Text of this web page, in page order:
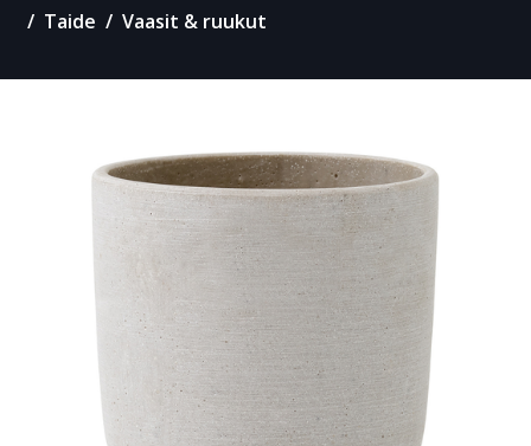
Taide Vaasit & ruukut